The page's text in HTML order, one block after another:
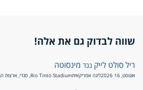
שווה לבדוק גם את אלה!
ריל סולט לייק נגד מינסוטה
אוגוסט, 16 2026 ליגה אמריקאיתRio Tinto Stadium, סנדי, ארצות הברית